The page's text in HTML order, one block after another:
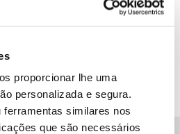
proporcionar lhe uma
personalizada e segura.
similares nos
que são necessários